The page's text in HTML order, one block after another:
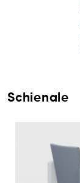
Schienale